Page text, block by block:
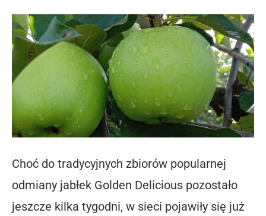
Choć do tradycyjnych zbiorów popularnej
odmiany jabłek Golden Delicious pozostało
jeszcze kilka tygodni, w sieci pojawiły się już